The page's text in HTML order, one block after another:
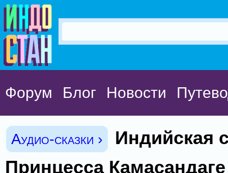
Форум Блог Новости
Аудио-сказки ›
Индийская
Принцесса Кaмаcандaге